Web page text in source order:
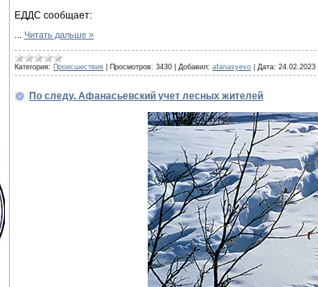
ЕДДС сообщает:
Читать дальше »
Категория: Происшествия Просмотров: 3430 Добавил: afanasyevo Дата: 24.02.2023
По следу. Афанасьевский учет лесных жителей